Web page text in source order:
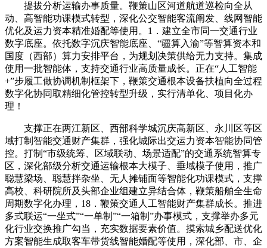
提拔分析运输办事质量。鞭策山区河道航道巡检向全从
动、高智能功课模式转型，深化公交智能客流阐发、线网智能
优化及运力资本精准婚配等使用。1．建立全市同一交通行业
数字底座。依托数字沉庆智能底座、“疆算入渝”等智算资本和
国度（西部）算力安排平台，为规划决策供给无力支持。集成
使用一批智能体，支持交通行业高质量成长。正在“人工智能
+”步履工做协调机制框架下，鞭策交通根本设备扶植向全过程
数字化协同取精细化管控转型升级，实行清单化、项目化办
理！
支撑正在两江新区、西部科学城沉庆高新区、永川区等区
域打制智能交通财产集群，强化城际出交运力资本智能协同管
控。打制“市级统筹、区域联动、场景适配”的交通系统智算专
区，深化部级分析交通运输根本大模子、垂域模子使用，推广
聪慧梁场、聪慧拌杂坐、无人摊铺面等智能化功课模式，支撑
高校、科研院所及头部企业组建立异结合体，鞭策船舶全生命
周期数字化办理，18．鞭策交通人工智能财产集群成长。推进
多式联运“一坐式”“一单制”“一箱制”办事模式，支撑举办多元
化行业交换推广勾当，充实数据要素价值。摸索城乡配送优化
方案智能生成取客车带货线智能婚配等使用，深化部、市、企